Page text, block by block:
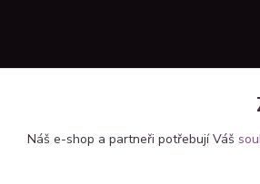
Náš e-shop a partneři potřebují Váš